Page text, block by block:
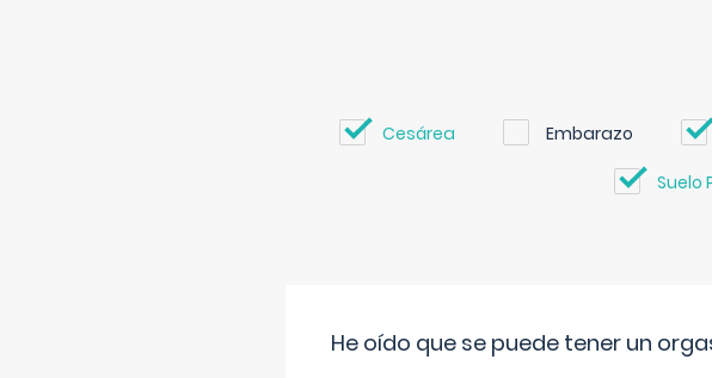
Cesárea Embarazo
Suelo
He oído que se puede tener un